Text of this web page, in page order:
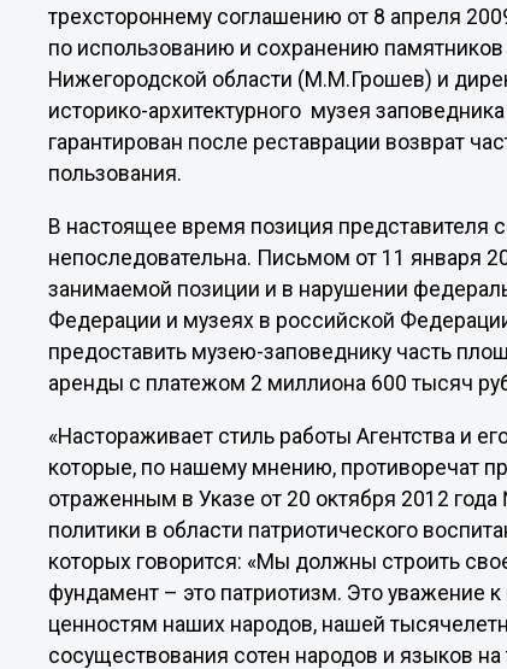
трехстороннему соглашению от 8 апреля
по использованию и сохранению
Нижегородской области (М.М.Грошев) и
историко-архитектурного музея
гарантирован после реставрации возврат
пользования.
В настоящее время позиция представителя
непоследовательна. Письмом от 11 января
занимаемой позиции и в нарушении
Федерации и музеях в российской
предоставить музею-заповеднику часть
аренды с платежом 2 миллиона 600 тысяч
«Настораживает стиль работы Агентства и
которые, по нашему мнению, противоречат
отраженным в Указе от 20 октября 2012
политики в области патриотического
которых говорится: «Мы должны строить
фундамент – это патриотизм. Это уважение
ценностям наших народов, нашей
сосуществования сотен народов и языков